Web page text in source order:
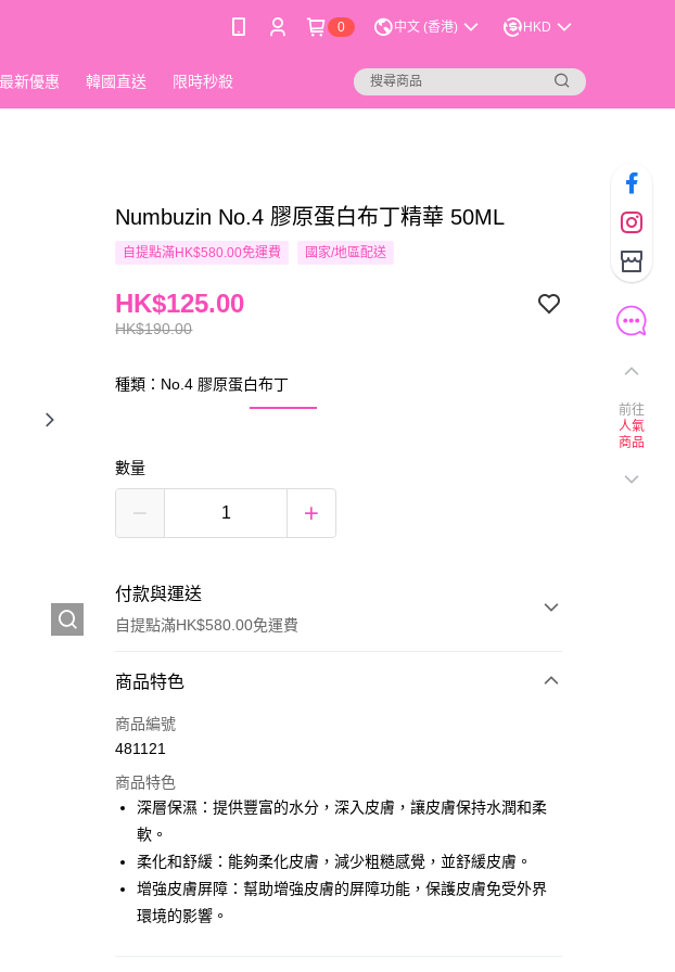
0 中文 (香港) HKD
最新優惠 韓國直送 限時秒殺
Numbuzin No.4 膠原蛋白布丁精華 50ML
自提點滿HK$580.00免運費 國家/地區配送
HK$190.00
HK$125.00
種類：No.4 膠原蛋白布丁
數量
付款與運送
自提點滿HK$580.00免運費
付款方式
信用卡
Google Pay
AlipayHK
PayMe
WeChat Pay
商品特色
商品編號
481121
商品特色
深層保濕：提供豐富的水分，深入皮膚，讓皮膚保持水潤和柔
軟。
柔化和舒緩：能夠柔化皮膚，減少粗糙感覺，並舒緩皮膚。
增強皮膚屏障：幫助增強皮膚的屏障功能，保護皮膚免受外界
環境的影響。
前往
人氣
商品